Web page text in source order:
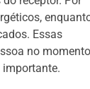
Essas
no